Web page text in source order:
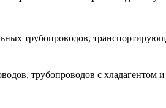
трубопроводов,
трубопроводов с